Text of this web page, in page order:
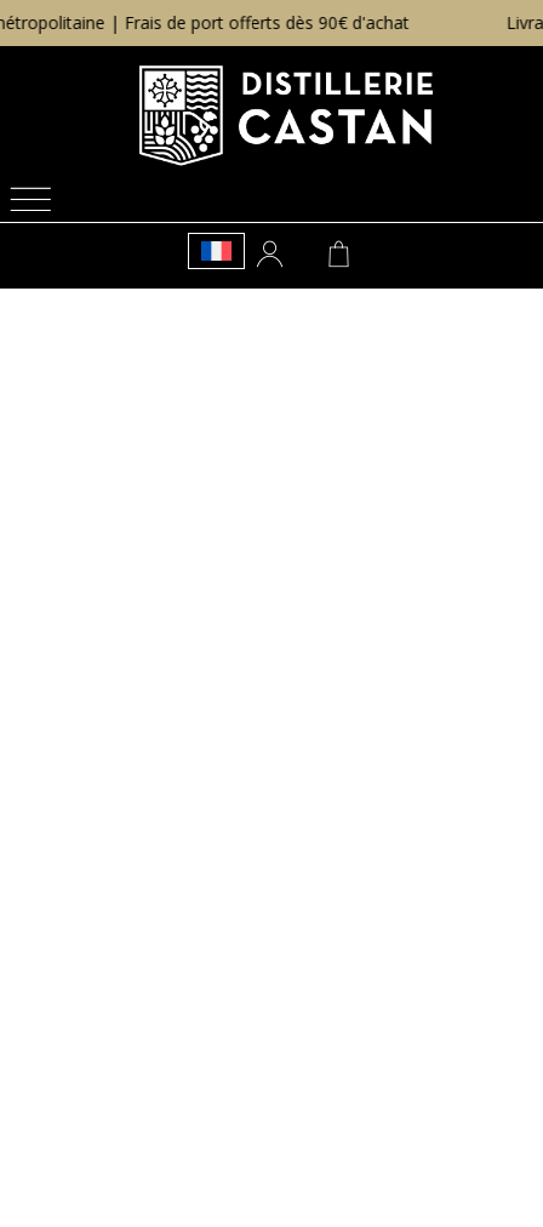
| Frais de port offerts dès 90€ d'achat